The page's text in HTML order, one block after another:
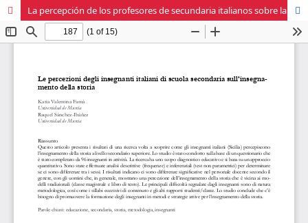
La percepción de los profesores de secundaria italianos sobre la enseñanza de la historia